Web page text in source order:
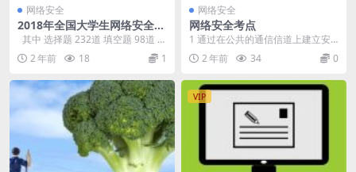
网络安全
2018年全国大学生网络安全知
识题库含答案
其中 选择题 232道 填空题 98道 判
断题 106道 问答题 ...
2 年前 18 1
网络安全
网络安全考点
1 通过在公共的通信信道上建立安
全虚拟专用网络，增加通信安全的
机制是：密钥管理 ...
2 年前 34 0
VIP